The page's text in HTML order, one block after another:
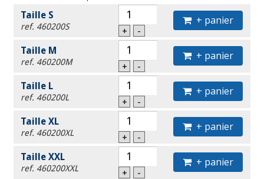
Taille S
ref. 460200S + -
+ panier
Taille M
ref. 460200M + -
+ panier
Taille L
ref. 460200L + -
+ panier
Taille XL
ref. 460200XL + -
+ panier
Taille XXL
ref. 460200XXL + -
+ panier